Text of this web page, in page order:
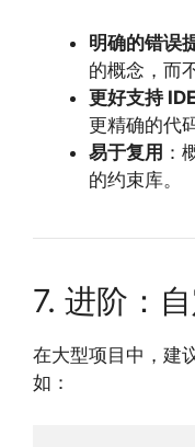
明确的错误
的概念，而
更好支持
更精确的代
易于复用 ：
的约束库。
7. 进阶：
在大型项目中，建
如：